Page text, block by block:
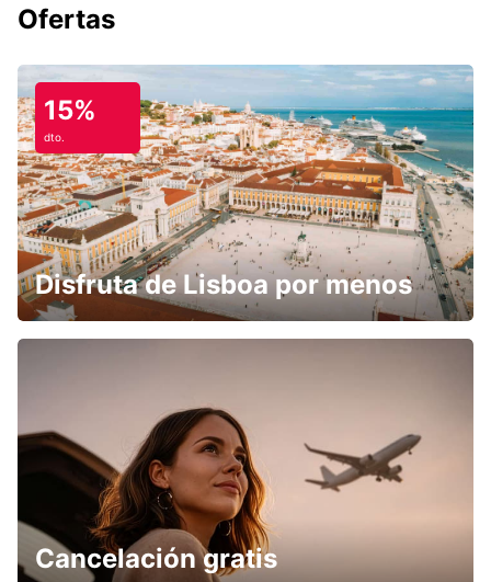
Ofertas
15%
dto.
Disfruta de Lisboa por menos
Cancelación gratis